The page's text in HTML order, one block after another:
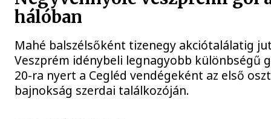
hálóban
Mahé balszélsőként tizenegy akciótalálatig
Veszprém idénybeli legnagyobb különbségű
20-ra nyert a Cegléd vendégeként az első
bajnokság szerdai találkozóján.